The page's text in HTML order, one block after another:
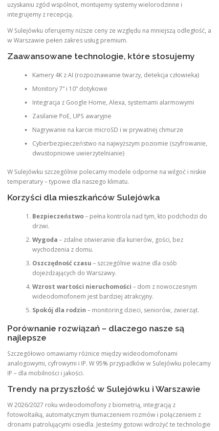
uzyskaniu zgód wspólnot, montujemy systemy wielorodzinne i
integrujemy z recepcją.
W Sulejówku oferujemy niższe ceny ze względu na mniejszą odległość, a
w Warszawie pełen zakres usług premium.
Zaawansowane technologie, które stosujemy
Kamery 4K z AI (rozpoznawanie twarzy, detekcja człowieka)
Monitory 7” i 10” dotykowe
Integracja z Google Home, Alexa, systemami alarmowymi
Zasilanie PoE, UPS awaryjne
Nagrywanie na karcie microSD i w prywatnej chmurze
Cyberbezpieczeństwo na najwyższym poziomie (szyfrowanie,
dwustopniowe uwierzytelnianie)
W Sulejówku szczególnie polecamy modele odporne na wilgoć i niskie
temperatury – typowe dla naszego klimatu.
Korzyści dla mieszkańców Sulejówka
Bezpieczeństwo– pełna kontrola nad tym, kto podchodzi do
drzwi.
Wygoda – zdalne otwieranie dla kurierów, gości, bez
wychodzenia z domu.
Oszczędność czasu – szczególnie ważne dla osób
dojeżdżających do Warszawy.
Wzrost wartości nieruchomości – dom z nowoczesnym
wideodomofonem jest bardziej atrakcyjny.
Spokój dla rodzin – monitoring dzieci, seniorów, zwierząt.
Porównanie rozwiązań – dlaczego nasze są
najlepsze
Szczegółowo omawiamy różnice między wideodomofonami
analogowymi, cyfrowymi i IP. W 95% przypadków w Sulejówku polecamy
IP – dla mobilności i jakości.
Trendy na przyszłość w Sulejówku i Warszawie
W 2026/2027 roku wideodomofony z biometrią, integracją z
fotowoltaiką, automatycznym tłumaczeniem rozmów i połączeniem z
dronami patrolującymi osiedla. Jesteśmy gotowi wdrożyć te technologie